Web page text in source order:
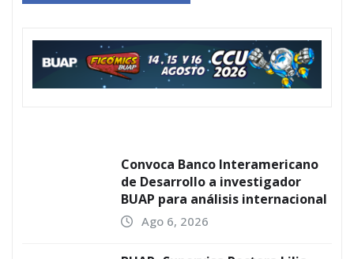
Convoca Banco Interamericano
de Desarrollo a investigador
BUAP para análisis internacional
Ago 6, 2026